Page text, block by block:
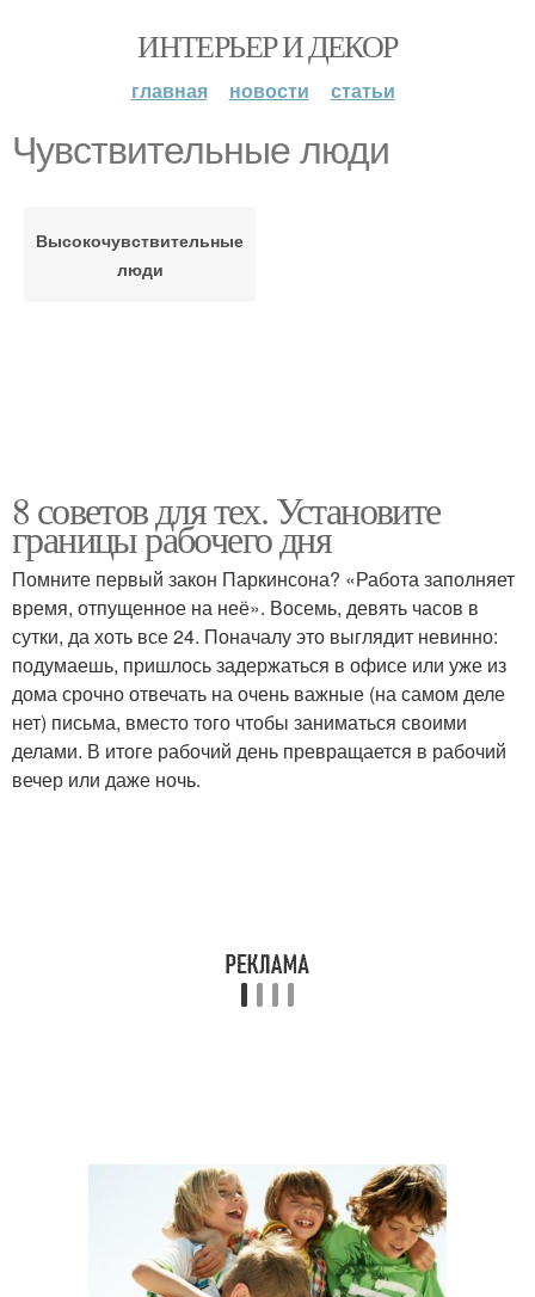
ИНТЕРЬЕР И ДЕКОР
главная новости статьи
Чувствительные люди
Высокочувствительные
люди
8 советов для тех. Установите
границы рабочего дня
Помните первый закон Паркинсона? «Работа заполняет
время, отпущенное на неё». Восемь, девять часов в
сутки, да хоть все 24. Поначалу это выглядит невинно:
подумаешь, пришлось задержаться в офисе или уже из
дома срочно отвечать на очень важные (на самом деле
нет) письма, вместо того чтобы заниматься своими
делами. В итоге рабочий день превращается в рабочий
вечер или даже ночь.